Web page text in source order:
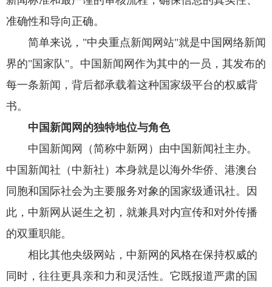
准确性和导向正确。
简单来说，"中央重点新闻网站"就是中国网络新闻
界的"国家队"。中国新闻网作为其中的一员，其发布的
每一条新闻，背后都承载着这种国家级平台的权威背
书。
中国新闻网的独特地位与角色
中国新闻网（简称中新网）由中国新闻社主办。
中国新闻社（中新社）本身就是以海外华侨、港澳台
同胞和国际社会为主要服务对象的国家级通讯社。因
此，中新网从诞生之初，就兼具对内宣传和对外传播
的双重职能。
相比其他央级网站，中新网的风格在保持权威的
同时，往往更具亲和力和灵活性。它既报道严肃的国